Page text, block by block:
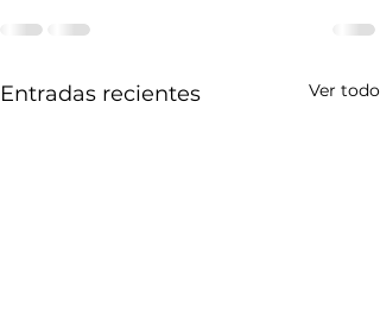
Entradas recientes Ver todo